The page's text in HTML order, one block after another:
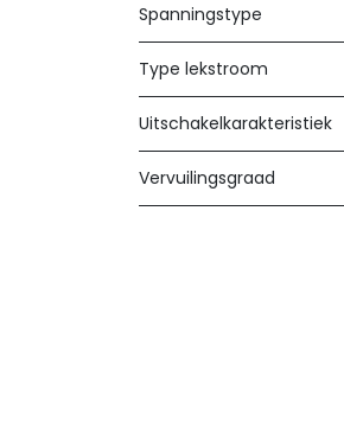
Spanningstype
Type lekstroom
Uitschakelkarakteristiek
Vervuilingsgraad